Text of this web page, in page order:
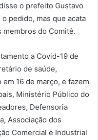
o prefeito Gustavo
pedido, mas que acata
membros do Comitê.
a Covid-19 de
de saúde,
16 de março, e fazem
Ministério Público do
Defensoria
Associação dos
Comercial e Industrial